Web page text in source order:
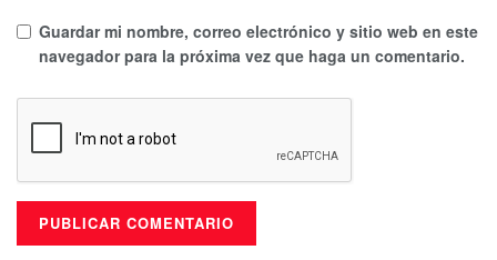
Guardar mi nombre, correo electrónico y sitio web en este
navegador para la próxima vez que haga un comentario.